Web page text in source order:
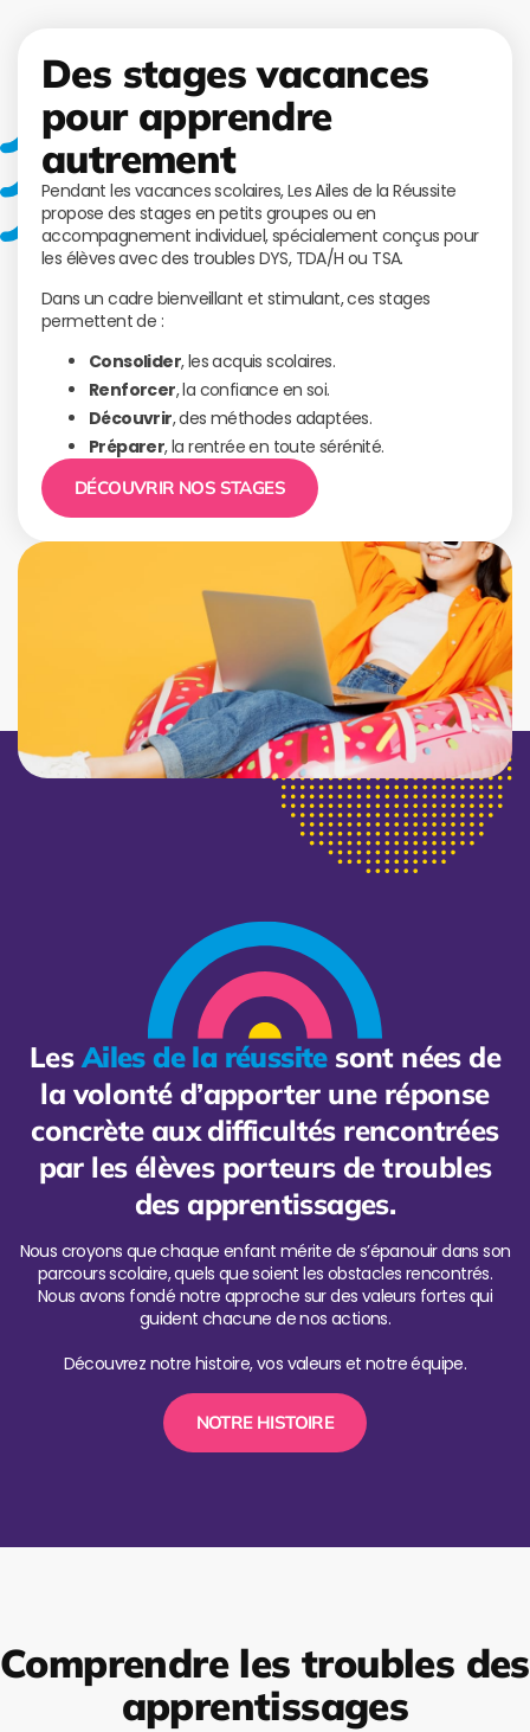
Des stages vacances
pour apprendre
autrement
Pendant les vacances scolaires, Les Ailes de la Réussite
propose des stages en petits groupes ou en
accompagnement individuel, spécialement conçus pour
les élèves avec des troubles DYS, TDA/H ou TSA.
Dans un cadre bienveillant et stimulant, ces stages
permettent de :
Consolider, les acquis scolaires.
Renforcer, la confiance en soi.
Découvrir, des méthodes adaptées.
Préparer, la rentrée en toute sérénité.
DÉCOUVRIR NOS STAGES
LesAiles de la réussitesont nées de
la volonté d’apporter une réponse
concrète aux difficultés rencontrées
par les élèves porteurs de troubles
des apprentissages.
Nous croyons que chaque enfant mérite de s’épanouir dans son
parcours scolaire, quels que soient les obstacles rencontrés.
Nous avons fondé notre approche sur des valeurs fortes qui
guident chacune de nos actions.
Découvrez notre histoire, vos valeurs et notre équipe.
NOTRE HISTOIRE
Comprendre les troubles des
apprentissages